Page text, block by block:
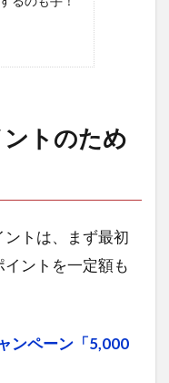
トのため
トは、まず最初
ントを一定額も
ンペーン「5,000